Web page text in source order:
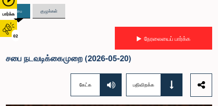
பார்க்க
02
சபை குழுக்கள்
நேரலையைப் பார்க்க
சபை நடவடிக்கைமுறை (2026-05-20)
கேட்க பதிவிறக்க